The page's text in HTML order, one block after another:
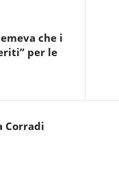
che i
per le
Corradi